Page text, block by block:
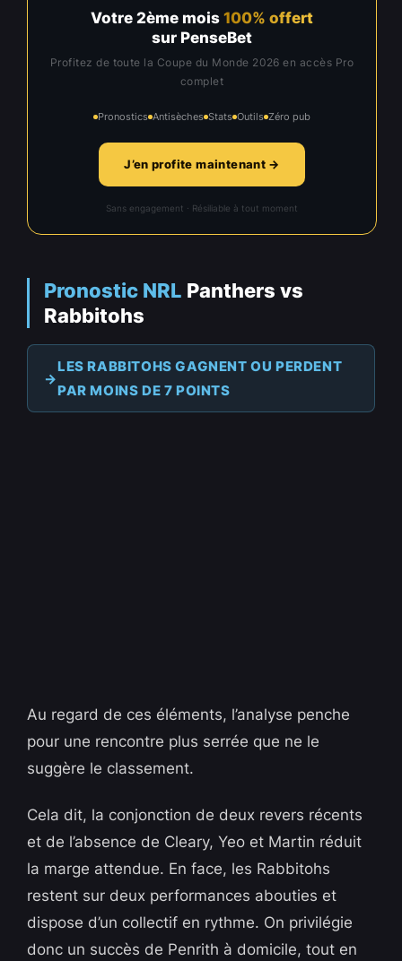
Votre 2ème mois 100% offert
sur PenseBet
Profitez de toute la Coupe du Monde 2026 en accès Pro
complet
Pronostics Antisèches Stats Outils Zéro pub
J’en profite maintenant →
Sans engagement · Résiliable à tout moment
Pronostic NRL Panthers vs
Rabbitohs
LES RABBITOHS GAGNENT OU PERDENT
PAR MOINS DE 7 POINTS
Au regard de ces éléments, l’analyse penche
pour une rencontre plus serrée que ne le
suggère le classement.
Cela dit, la conjonction de deux revers récents
et de l’absence de Cleary, Yeo et Martin réduit
la marge attendue. En face, les Rabbitohs
restent sur deux performances abouties et
dispose d’un collectif en rythme. On privilégie
donc un succès de Penrith à domicile, tout en